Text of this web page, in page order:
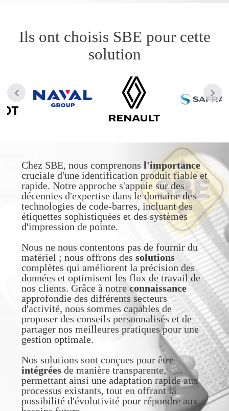
Ils ont choisis SBE pour cette
solution
Chez SBE, nous comprenons l'importance
cruciale d'une identification produit fiable et
rapide. Notre approche s'appuie sur des
décennies d'expertise dans le domaine des
technologies de code-barres, incluant des
étiquettes sophistiquées et des systèmes
d'impression de pointe.
Nous ne nous contentons pas de fournir du
matériel ; nous offrons des solutions
complètes qui améliorent la précision des
données et optimisent les flux de travail de
nos clients. Grâce à notre connaissance
approfondie des différents secteurs
d'activité, nous sommes capables de
proposer des conseils personnalisés et de
partager nos meilleures pratiques pour une
gestion optimale.
Nos solutions sont conçues pour être
intégrées de manière transparente,
permettant ainsi une adaptation rapide aux
processus existants, tout en offrant la
possibilité d'évolutivité pour répondre aux